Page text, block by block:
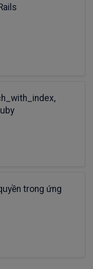
trong ứng